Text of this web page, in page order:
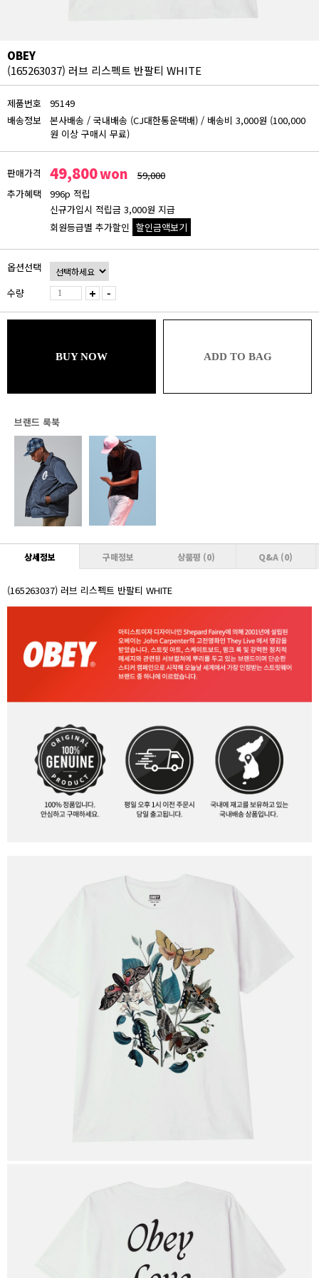
OBEY
(165263037) 러브 리스펙트 반팔티 WHITE
제품번호
95149
배송정보
본사배송 / 국내배송 (CJ대한통운택배) / 배송비 3,000원 (100,000
원 이상 구매시 무료)
판매가격 49,800won
59,000
추가혜택
996p 적립
신규가입시 적립금 3,000원 지급
회원등급별 추가할인 할인금액보기
회원등급 할인가
비회원
49,800원
블루
브론즈
실버
골드
48,804원 (추가할인 2% / 추가적립 2%)
플래티넘
48,306원 (추가할인 3% / 추가적립 2%)
다이아몬드
48,306원 (추가할인 3% / 추가적립 3%)
VVIP
47,808원 (추가할인 4% / 추가적립 3%)
옵션선택
수량
+ -
BUY NOW ADD TO BAG
브랜드 룩북
상세정보 구매정보 상품평 (0) Q&A (0)
(165263037) 러브 리스펙트 반팔티 WHITE